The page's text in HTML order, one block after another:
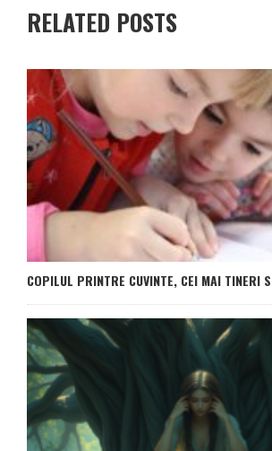
RELATED POSTS
COPILUL PRINTRE CUVINTE, CEI MAI TINERI